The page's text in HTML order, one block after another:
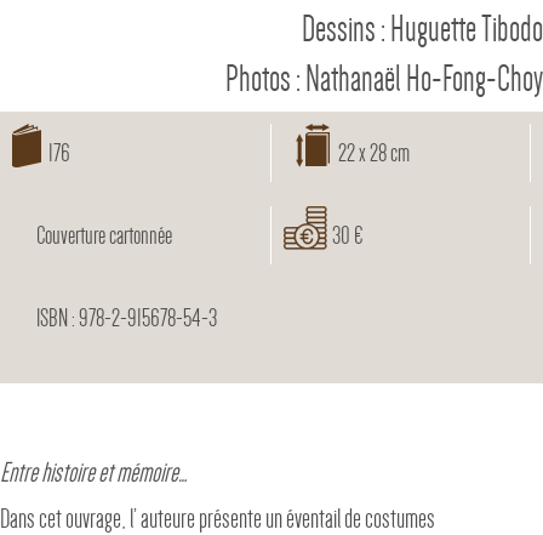
Dessins : Huguette Tibodo
Photos : Nathanaël Ho-Fong-Choy
176 22 x 28 cm
Couverture cartonnée 30 €
ISBN : 978-2-915678-54-3
Entre histoire et mémoire…
Dans cet ouvrage, l’ auteure présente un éventail de costumes